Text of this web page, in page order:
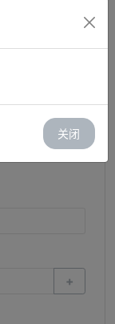
+
关闭